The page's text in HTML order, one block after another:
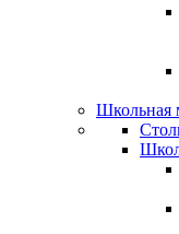
Школьная